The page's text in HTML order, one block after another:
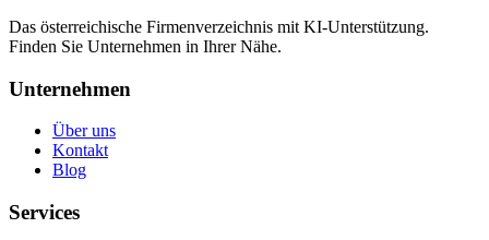
Das österreichische Firmenverzeichnis mit KI-Unterstützung.
Finden Sie Unternehmen in Ihrer Nähe.
Unternehmen
Über uns
Kontakt
Blog
Services